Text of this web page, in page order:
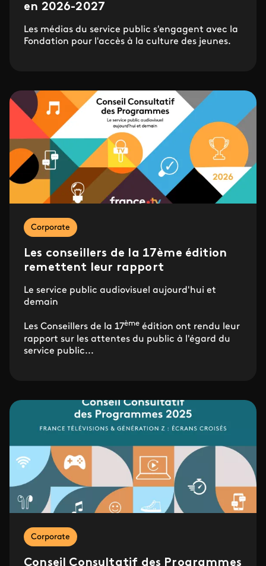
en 2026-2027
Les médias du service public s'engagent avec la
Fondation pour l'accès à la culture des jeunes.
Corporate
Les conseillers de la 17ème édition
remettent leur rapport
Le service public audiovisuel aujourd'hui et
demain
Les Conseillers de la 17ème édition ont rendu leur
rapport sur les attentes du public à l'égard du
service public...
Corporate
Conseil Consultatif des Programmes